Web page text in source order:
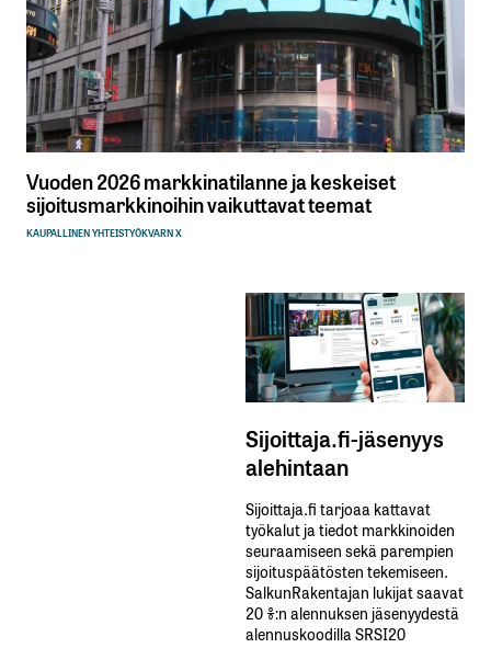
Vuoden 2026 markkinatilanne ja keskeiset
sijoitusmarkkinoihin vaikuttavat teemat
KAUPALLINEN YHTEISTYÖKVARN X
Sijoittaja.fi-jäsenyys
alehintaan
Sijoittaja.fi tarjoaa kattavat
työkalut ja tiedot markkinoiden
seuraamiseen sekä parempien
sijoituspäätösten tekemiseen.
SalkunRakentajan lukijat saavat
20 %:n alennuksen jäsenyydestä
alennuskoodilla SRSI20